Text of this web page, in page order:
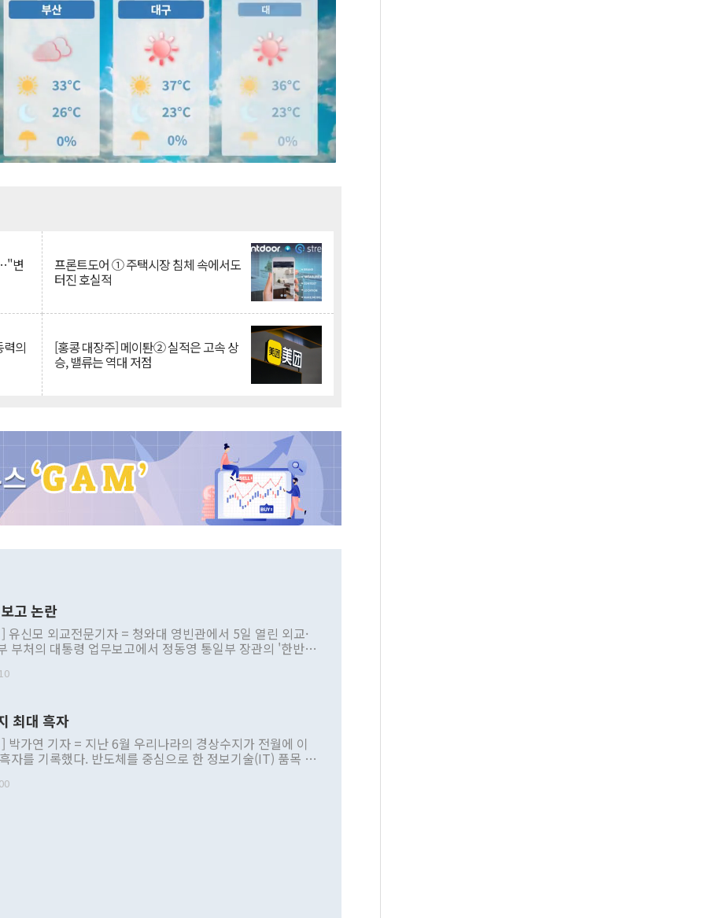
변 프론트도어 ① 주택시장 침체 속에서도
터진 호실적
의 [홍콩 대장주] 메이퇀② 실적은 고속 상
승, 밸류는 역대 저점
고 논란
유신모 외교전문기자 = 청와대 영빈관에서 5일 열린 외교·
부처의 대통령 업무보고에서 정동영 통일부 장관의 '한반도
부 내 조율을 거치지 않은 사안을 정책으로 추진하겠다고 공
근거한 비현실적 구상'이라는 비판을 내놨다. 그동안 정 장
관련 발언이 물의를 빚은 적은 여러 번 있지만 대통령과 유
공개적으로 부정적 입장을 표명한 것은 이례적이다. 정 장
북 접근법과 월권을 제어해야 한다는 목소리도 높아지고 있
최대 흑자
박가연 기자 = 지난 6월 우리나라의 경상수지가 전월에 이
자를 기록했다. 반도체를 중심으로 한 정보기술(IT) 품목 수
르